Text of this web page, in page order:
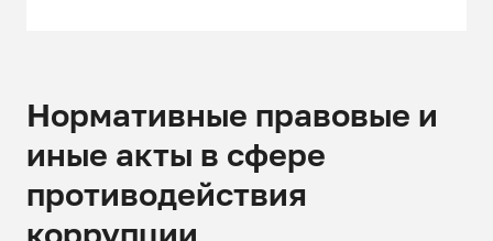
Нормативные правовые и
иные акты в сфере
противодействия
коррупции